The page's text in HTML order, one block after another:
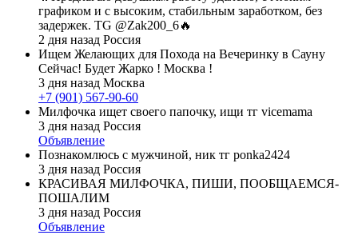
графиком и с высоким, стабильным заработком, без
задержек. TG @Zak200_6🔥
2 дня назад Россия
Ищем Желающих для Похода на Вечеринку в Сауну
Сейчас! Будет Жарко ! Москва !
3 дня назад Москва
+7 (901) 567-90-60
Милфочка ищет своего папочку, ищи тг vicemama
3 дня назад Россия
Объявление
Познакомлюсь с мужчиной, ник тг ponka2424
3 дня назад Россия
КРАСИВАЯ МИЛФОЧКА, ПИШИ, ПООБЩАЕМСЯ-
ПОШАЛИМ
3 дня назад Россия
Объявление